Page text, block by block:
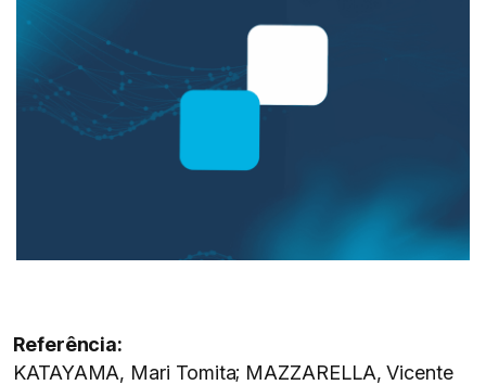
Referência:
KATAYAMA, Mari Tomita; MAZZARELLA, Vicente